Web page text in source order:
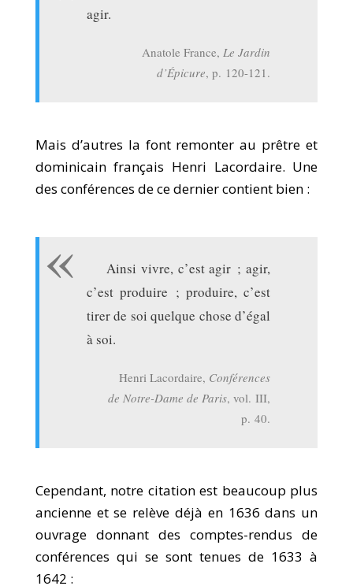
agir.
Anatole France,Le Jardin
d’Épicure, p. 120-121.
Mais d’autres la font remonter au prêtre et
dominicain français Henri Lacordaire. Une
des conférences de ce dernier contient bien :
Ainsi vivre, c’est agir ; agir,
c’est produire ; produire, c’est
tirer de soi quelque chose d’égal
à soi.
Henri Lacordaire, Conférences
de Notre-Dame de Paris, vol. III,
p. 40.
Cependant, notre citation est beaucoup plus
ancienne et se relève déjà en 1636 dans un
ouvrage donnant des comptes-rendus de
conférences qui se sont tenues de 1633 à
1642 :